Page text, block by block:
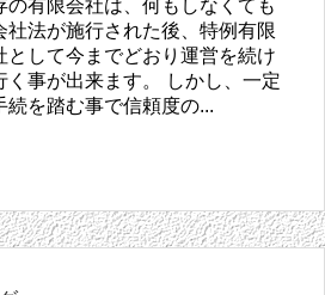
の有限会社は、何もしなくても
社法が施行された後、特例有限
として今までどおり運営を続け
く事が出来ます。 しかし、一定
続を踏む事で信頼度の...